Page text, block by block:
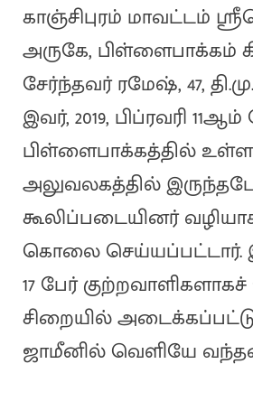
காஞ்சிபுரம் மாவட்டம்
அருகே, பிள்ளைபாக்கம்
சேர்ந்தவர் ரமேஷ், 47,
இவர், 2019, பிப்ரவரி 11ஆம்
பிள்ளைபாக்கத்தில்
அலுவலகத்தில்
கூலிப்படையினர்
கொலை செய்யப்பட்டார்.
17 பேர்
சிறையில்
ஜாமீனில் வெளியே